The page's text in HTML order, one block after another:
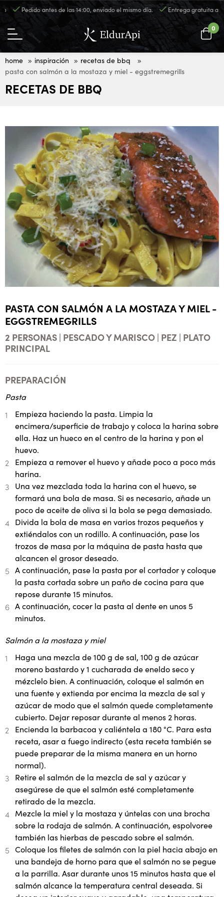
Pedido antes de las 14:00, enviado el mismo día. Entrega gratuita a
0
home inspiración
recetas de bbq
pasta con salmón a la mostaza y miel - eggstremegrills
RECETAS DE BBQ
PASTA CON SALMÓN A LA MOSTAZA Y MIEL -
EGGSTREMEGRILLS
2 PERSONAS | PESCADO Y MARISCO | PEZ | PLATO
PRINCIPAL
PREPARACIÓN
Pasta
Empieza haciendo la pasta. Limpia la
encimera/superficie de trabajo y coloca la harina sobre
ella. Haz un hueco en el centro de la harina y pon el
huevo.
Empieza a remover el huevo y añade poco a poco más
harina.
Una vez mezclada toda la harina con el huevo, se
formará una bola de masa. Si es necesario, añade un
poco de aceite de oliva si la bola se pega demasiado.
Divida la bola de masa en varios trozos pequeños y
extiéndalos con un rodillo. A continuación, pase los
trozos de masa por la máquina de pasta hasta que
alcancen el grosor deseado.
A continuación, pase la pasta por el cortador y coloque
la pasta cortada sobre un paño de cocina para que
repose durante 15 minutos.
A continuación, cocer la pasta al dente en unos 5
minutos.
Salmón a la mostaza y miel
Haga una mezcla de 100 g de sal, 100 g de azúcar
moreno bastardo y 1 cucharada de eneldo seco y
mézclelo bien. A continuación, coloque el salmón en
una fuente y extienda por encima la mezcla de sal y
azúcar de modo que el salmón quede completamente
cubierto. Dejar reposar durante al menos 2 horas.
Encienda la barbacoa y caliéntela a 180 °C. Para esta
receta, asar a fuego indirecto (esta receta también se
puede preparar de la misma manera en un horno
normal).
Retire el salmón de la mezcla de sal y azúcar y
asegúrese de que el salmón esté completamente
retirado de la mezcla.
Mezcle la miel y la mostaza y úntelas con una brocha
sobre la rodaja de salmón. A continuación, espolvoree
también las hierbas de pescado sobre el salmón.
Coloque los filetes de salmón con la piel hacia abajo en
una bandeja de horno para que el salmón no se pegue
a la parrilla. Asar durante unos 15 minutos hasta que el
salmón alcance la temperatura central deseada. Si